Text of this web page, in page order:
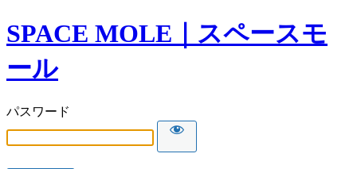
SPACE MOLE｜スペースモ
ール
パスワード